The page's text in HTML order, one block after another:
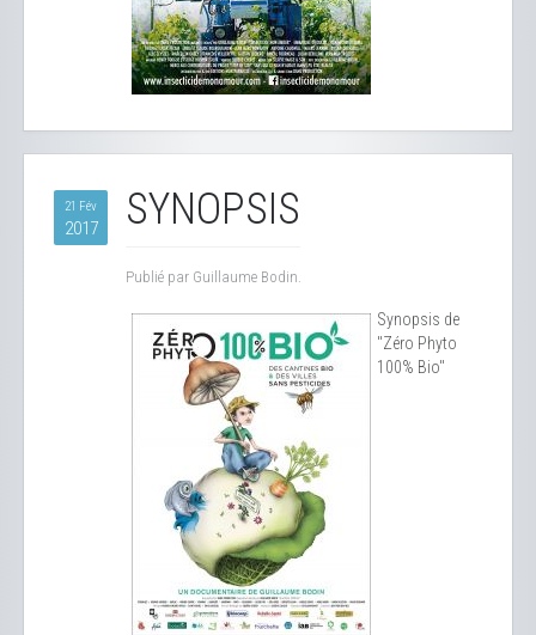
21 Fév
2017 SYNOPSIS
Publié par Guillaume Bodin.
Synopsis de
"Zéro Phyto
100% Bio"